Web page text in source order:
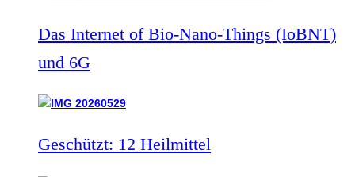
Das Internet of Bio-Nano-Things (IoBNT)
und 6G
Geschützt: 12 Heilmittel